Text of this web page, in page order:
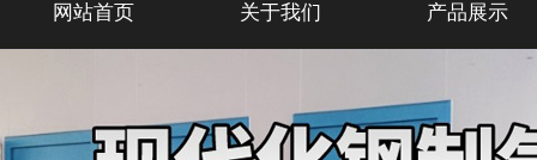
网站首页 关于我们 产品展示